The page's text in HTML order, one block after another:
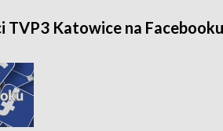
TVP3 Katowice na Facebooku